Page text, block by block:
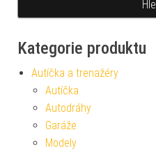
Kategorie produktu
Autíčka a trenažéry
Autíčka
Autodráhy
Garáže
Modely